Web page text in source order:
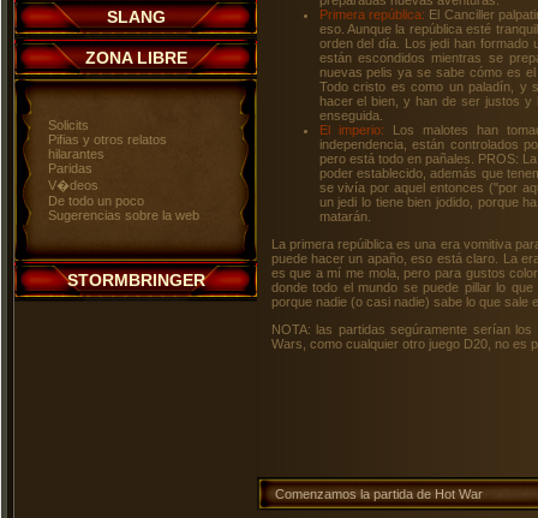
SLANG
ZONA LIBRE
Solicits
Pifias y otros relatos
hilarantes
Paridas
V�deos
De todo un poco
Sugerencias sobre la web
STORMBRINGER
Primera república: El Canciller
eso. Aunque la república esté
orden del día. Los jedi han formado
están escondidos mientras se
nuevas pelis ya se sabe cómo es
Todo cristo es como un paladín, y
hacer el bien, y han de ser justos
enseguida.
El imperio: Los malotes han
independencia, están controlados
pero está todo en pañales. PROS:
poder establecido, además que
se vivía por aquel entonces ("por
un jedi lo tiene bien jodido, porque
matarán.
La primera repúiblica es una era vomitiva
puede hacer un apaño, eso está claro. La
es que a mí me mola, pero para gustos
donde todo el mundo se puede pillar lo
porque nadie (o casi nadie) sabe lo que sale
NOTA: las partidas segúramente serían
Wars, como cualquier otro juego D20, no es
Comenzamos la partida de Hot War